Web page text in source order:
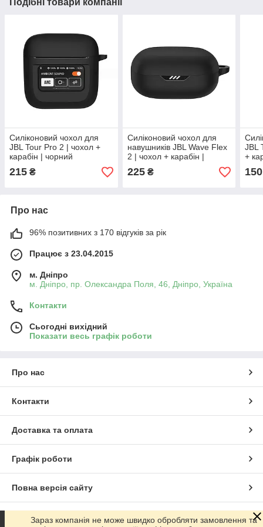
Силіконовий чохол для
JBL Tour Pro 2 | чохол +
карабін | чорний
215 ₴
Силіконовий чохол для
навушників JBL Wave Flex
2 | чохол + карабін |
чорний
225₴
JBL
+
150
Про нас
96% позитивних з 170 відгуків за рік
Працює з 23.04.2015
м. Дніпро
м. Дніпро, пр. Олександра Поля, 46, Дніпро, Україна
Контакти
Сьогодні вихідний
Показати весь графік роботи
Про нас
Контакти
Доставка та оплата
Графік роботи
Повна версія сайту
Сайт створено на маркетплейсіProm.ua
Зараз компанія не може швидко обробляти замовлення та